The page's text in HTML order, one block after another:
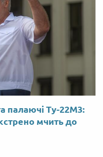
палаючі Ту-22М3:
мчить до